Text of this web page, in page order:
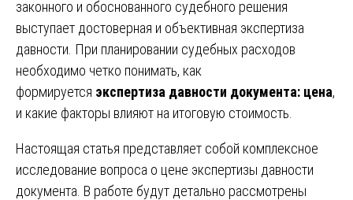
законного и обоснованного судебного решения
выступает достоверная и объективная экспертиза
давности. При планировании судебных расходов
необходимо четко понимать, как
формируется экспертиза давности документа: цена,
и какие факторы влияют на итоговую стоимость.
Настоящая статья представляет собой комплексное
исследование вопроса о цене экспертизы давности
документа. В работе будут детально рассмотрены